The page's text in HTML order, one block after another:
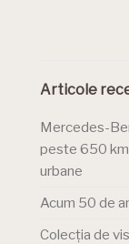
Articole
Mercedes-
peste 650
urbane
Acum 50 de
Colecția de